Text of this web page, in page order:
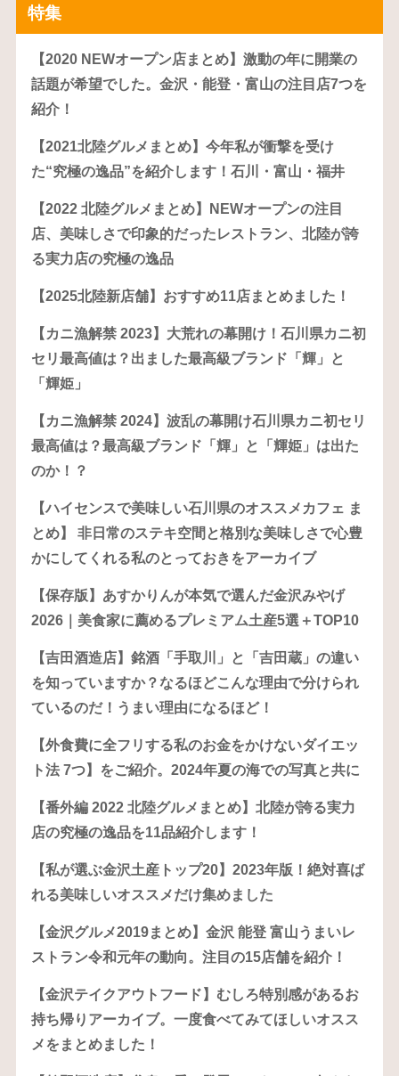
特集
【2020 NEWオープン店まとめ】激動の年に開業の
話題が希望でした。金沢・能登・富山の注目店7つを
紹介！
【2021北陸グルメまとめ】今年私が衝撃を受け
た“究極の逸品”を紹介します！石川・富山・福井
【2022 北陸グルメまとめ】NEWオープンの注目
店、美味しさで印象的だったレストラン、北陸が誇
る実力店の究極の逸品
【2025北陸新店舗】おすすめ11店まとめました！
【カニ漁解禁 2023】大荒れの幕開け！石川県カニ初
セリ最高値は？出ました最高級ブランド「輝」と
「輝姫」
【カニ漁解禁 2024】波乱の幕開け石川県カニ初セリ
最高値は？最高級ブランド「輝」と「輝姫」は出た
のか！？
【ハイセンスで美味しい石川県のオススメカフェ ま
とめ】 非日常のステキ空間と格別な美味しさで心豊
かにしてくれる私のとっておきをアーカイブ
【保存版】あすかりんが本気で選んだ金沢みやげ
2026｜美食家に薦めるプレミアム土産5選＋TOP10
【吉田酒造店】銘酒「手取川」と「吉田蔵」の違い
を知っていますか？なるほどこんな理由で分けられ
ているのだ！うまい理由になるほど！
【外食費に全フリする私のお金をかけないダイエッ
ト法 7つ】をご紹介。2024年夏の海での写真と共に
【番外編 2022 北陸グルメまとめ】北陸が誇る実力
店の究極の逸品を11品紹介します！
【私が選ぶ金沢土産トップ20】2023年版！絶対喜ば
れる美味しいオススメだけ集めました
【金沢グルメ2019まとめ】金沢 能登 富山うまいレ
ストラン令和元年の動向。注目の15店舗を紹介！
【金沢テイクアウトフード】むしろ特別感があるお
持ち帰りアーカイブ。一度食べてみてほしいオスス
メをまとめました！